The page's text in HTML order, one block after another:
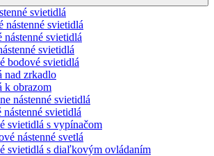
svietidlá
nástenné svietidlá
nástenné svietidlá
svietidlá
bodové svietidlá
nad zrkadlo
k obrazom
nástenné svietidlá
nástenné svietidlá
svietidlá s vypínačom
nástenné svetlá
svietidlá s diaľkovým ovládaním